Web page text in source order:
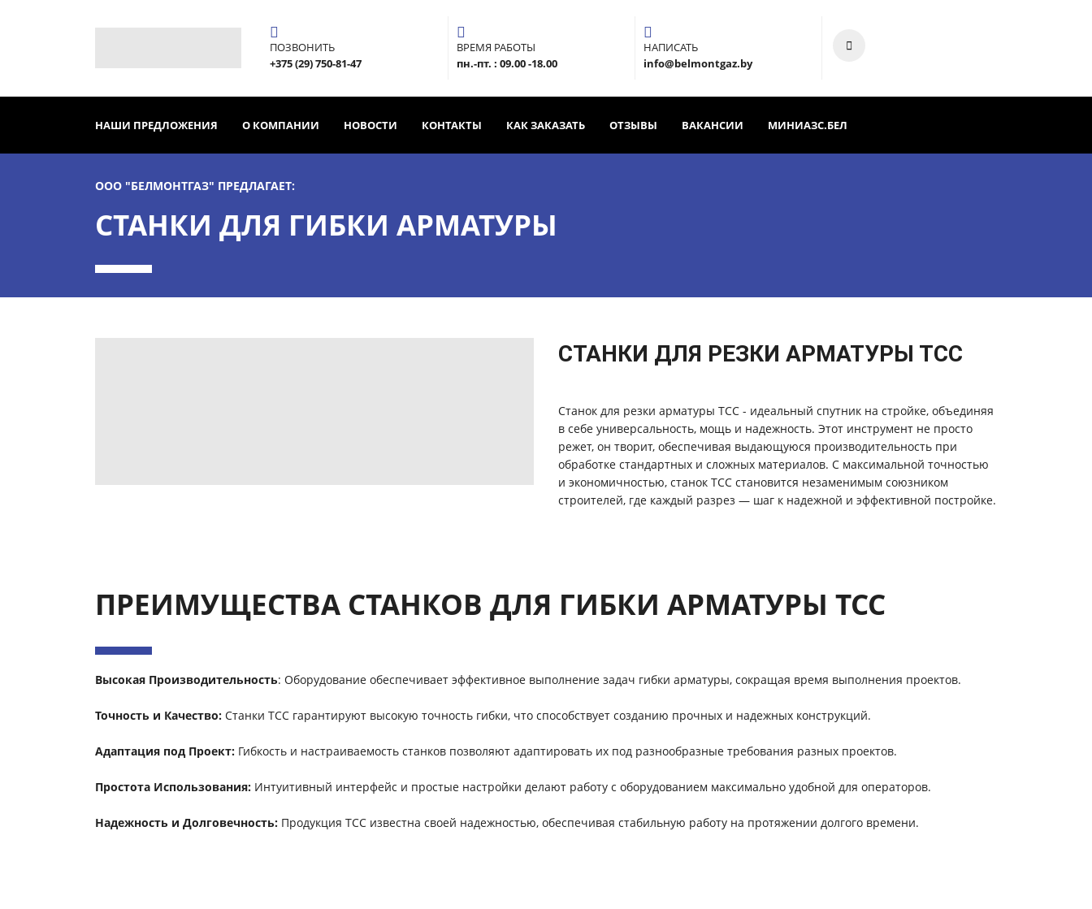
ПОЗВОНИТЬ
+375 (29) 750-81-47
ВРЕМЯ РАБОТЫ
пн.-пт. : 09.00 -18.00
НАПИСАТЬ
info@belmontgaz.by
НАШИ ПРЕДЛОЖЕНИЯ О КОМПАНИИ НОВОСТИ КОНТАКТЫ КАК ЗАКАЗАТЬ ОТЗЫВЫ ВАКАНСИИ МИНИАЗС.БЕЛ
ООО "БЕЛМОНТГАЗ" ПРЕДЛАГАЕТ:
СТАНКИ ДЛЯ ГИБКИ АРМАТУРЫ
СТАНКИ ДЛЯ РЕЗКИ АРМАТУРЫ ТСС
Станок для резки арматуры ТСС - идеальный спутник на стройке, объединяя
в себе универсальность, мощь и надежность. Этот инструмент не просто
режет, он творит, обеспечивая выдающуюся производительность при
обработке стандартных и сложных материалов. С максимальной точностью
и экономичностью, станок ТСС становится незаменимым союзником
строителей, где каждый разрез — шаг к надежной и эффективной постройке.
ПРЕИМУЩЕСТВА СТАНКОВ ДЛЯ ГИБКИ АРМАТУРЫ ТСС
Высокая Производительность: Оборудование обеспечивает эффективное выполнение задач гибки арматуры, сокращая время выполнения проектов.
Точность и Качество: Станки ТСС гарантируют высокую точность гибки, что способствует созданию прочных и надежных конструкций.
Адаптация под Проект: Гибкость и настраиваемость станков позволяют адаптировать их под разнообразные требования разных проектов.
Простота Использования: Интуитивный интерфейс и простые настройки делают работу с оборудованием максимально удобной для операторов.
Надежность и Долговечность: Продукция ТСС известна своей надежностью, обеспечивая стабильную работу на протяжении долгого времени.